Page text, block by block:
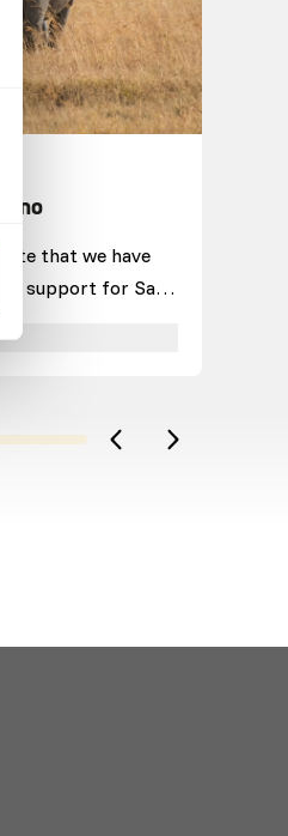
that we have
support for Save